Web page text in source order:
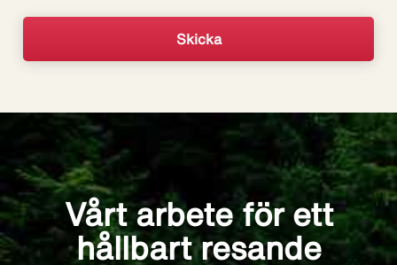
Vårt arbete för ett
hållbart resande